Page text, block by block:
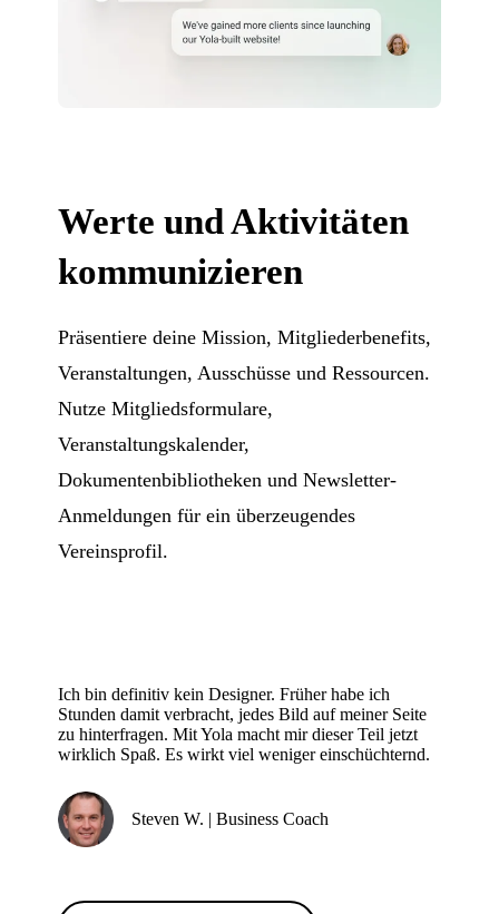
Werte und Aktivitäten
kommunizieren
Präsentiere deine Mission, Mitgliederbenefits,
Veranstaltungen, Ausschüsse und Ressourcen.
Nutze Mitgliedsformulare,
Veranstaltungskalender,
Dokumentenbibliotheken und Newsletter-
Anmeldungen für ein überzeugendes
Vereinsprofil.
Ich bin definitiv kein Designer. Früher habe ich
Stunden damit verbracht, jedes Bild auf meiner Seite
zu hinterfragen. Mit Yola macht mir dieser Teil jetzt
wirklich Spaß. Es wirkt viel weniger einschüchternd.
Steven W. | Business Coach